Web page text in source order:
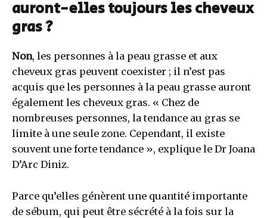
auront-elles toujours les cheveux
gras ?
Non, les personnes à la peau grasse et aux
cheveux gras peuvent coexister ; il n’est pas
acquis que les personnes à la peau grasse auront
également les cheveux gras. « Chez de
nombreuses personnes, la tendance au gras se
limite à une seule zone. Cependant, il existe
souvent une forte tendance », explique le Dr Joana
D’Arc Diniz.
Parce qu’elles génèrent une quantité importante
de sébum, qui peut être sécrété à la fois sur la